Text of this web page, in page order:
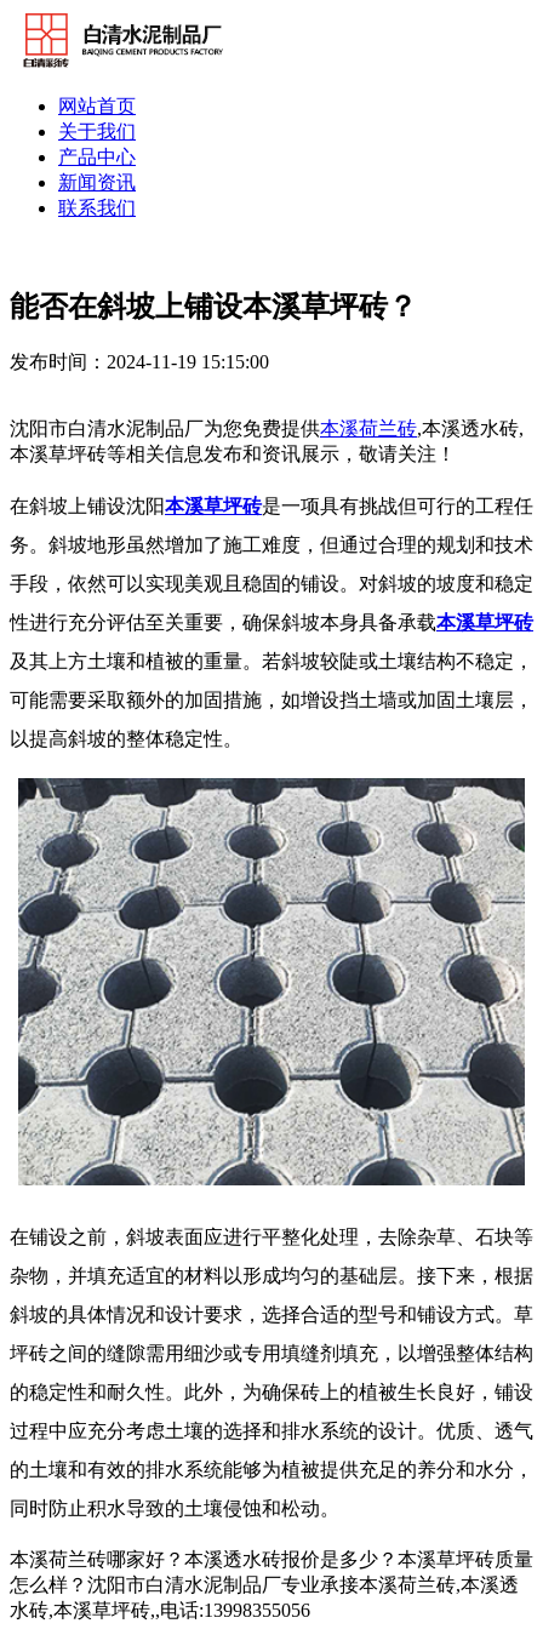
网站首页
关于我们
产品中心
新闻资讯
联系我们
能否在斜坡上铺设本溪草坪砖？
发布时间：2024-11-19 15:15:00
沈阳市白清水泥制品厂为您免费提供本溪荷兰砖,本溪透水砖,
本溪草坪砖等相关信息发布和资讯展示，敬请关注！
在斜坡上铺设沈阳本溪草坪砖是一项具有挑战但可行的工程任
务。斜坡地形虽然增加了施工难度，但通过合理的规划和技术
手段，依然可以实现美观且稳固的铺设。对斜坡的坡度和稳定
性进行充分评估至关重要，确保斜坡本身具备承载本溪草坪砖
及其上方土壤和植被的重量。若斜坡较陡或土壤结构不稳定，
可能需要采取额外的加固措施，如增设挡土墙或加固土壤层，
以提高斜坡的整体稳定性。
在铺设之前，斜坡表面应进行平整化处理，去除杂草、石块等
杂物，并填充适宜的材料以形成均匀的基础层。接下来，根据
斜坡的具体情况和设计要求，选择合适的型号和铺设方式。 草
坪砖之间的缝隙需用细沙或专用填缝剂填充，以增强整体结构
的稳定性和耐久性。此外，为确保砖上的植被生长良好，铺设
过程中应充分考虑土壤的选择和排水系统的设计。优质、透气
的土壤和有效的排水系统能够为植被提供充足的养分和水分，
同时防止积水导致的土壤侵蚀和松动。
本溪荷兰砖哪家好？本溪透水砖报价是多少？本溪草坪砖质量
怎么样？沈阳市白清水泥制品厂专业承接本溪荷兰砖,本溪透
水砖,本溪草坪砖,,电话:13998355056